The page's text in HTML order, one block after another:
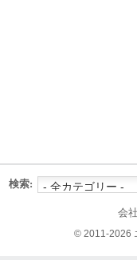
検索:
会
© 2011-2026